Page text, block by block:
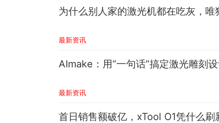
为什么别人家的激光机都在吃灰，
最新资讯
AImake：用“一句话”搞定激光雕刻
最新资讯
首日销售额破亿，xTool O1凭什么刷